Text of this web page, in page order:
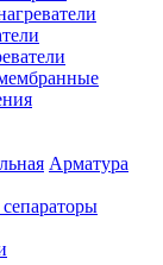
Арматура